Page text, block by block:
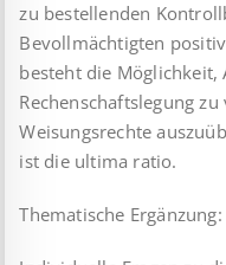
zu bestellenden
Bevollmächtigten
besteht die Möglichkeit,
Rechenschaftslegung
Weisungsrechte
ist die ultima ratio.
Thematische